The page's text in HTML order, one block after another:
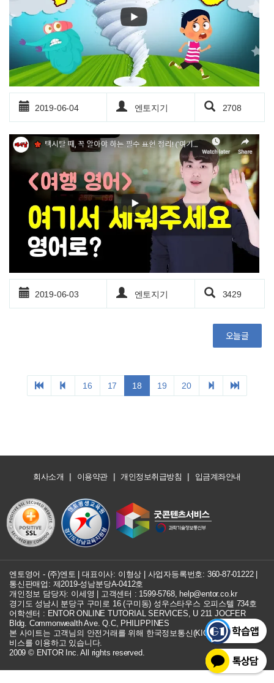
회사소개 | 이용약관 | 개인정보취급방침 | 입금계좌안내
엔토영어 - (주)엔토 | 대표이사: 이형상 | 사업자등록번호: 360-87-01222|
통신판매업: 제2019-성남분당A-0412호
개인정보 담당자: 이세영 | 고객센터 : 1599-5768, help@entor.co.kr
경기도 성남시 분당구 구미로 16 (구미동) 성우스타우스 오피스텔 734호
어학센터 : ENTOR ONLINE TUTORIAL SERVICES, U 211 JOCFER
Bldg. Commonwealth Ave. Q.C, PHILIPPINES
본 사이트는 고객님의 안전거래를 위해 한국정보통신(KICC) 구매안전 서
비스를 이용하고 있습니다.
2009 © ENTOR Inc. All rights reserved.